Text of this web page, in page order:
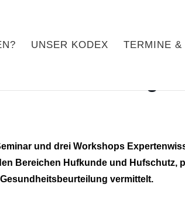
UNSER KODEX TERMINE &
03/22 –
und drei Workshops
Bereichen Hufkunde und Hufschutz,
vermittelt.